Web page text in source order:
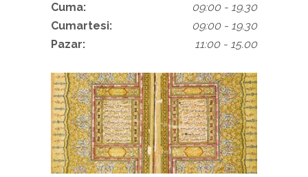
Cuma:
Cumartesi:
Pazar:
09:00 - 19.30
09:00 - 19.30
11:00 - 15.00